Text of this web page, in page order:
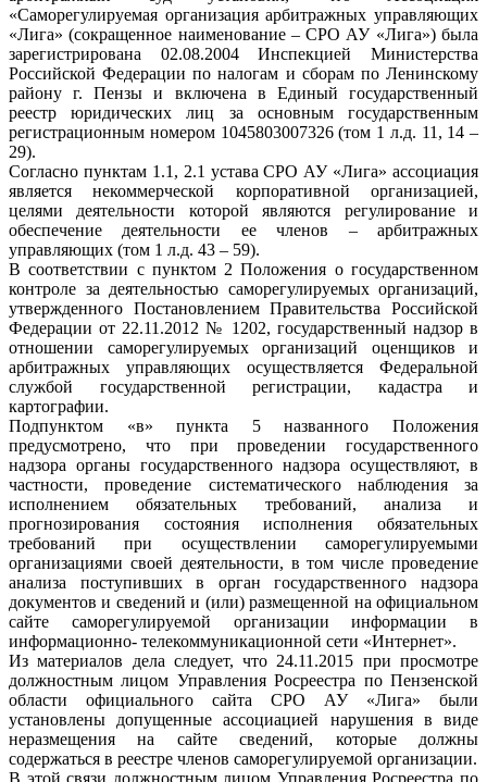
«Саморегулируемая организация арбитражных управляющих
«Лига» (сокращенное наименование – СРО АУ «Лига») была
зарегистрирована 02.08.2004 Инспекцией Министерства
Российской Федерации по налогам и сборам по Ленинскому
району г. Пензы и включена в Единый государственный
реестр юридических лиц за основным государственным
регистрационным номером 1045803007326 (том 1 л.д. 11, 14 –
29).
Согласно пунктам 1.1, 2.1 устава СРО АУ «Лига» ассоциация
является некоммерческой корпоративной организацией,
целями деятельности которой являются регулирование и
обеспечение деятельности ее членов – арбитражных
управляющих (том 1 л.д. 43 – 59).
В соответствии с пунктом 2 Положения о государственном
контроле за деятельностью саморегулируемых организаций,
утвержденного Постановлением Правительства Российской
Федерации от 22.11.2012 № 1202, государственный надзор в
отношении саморегулируемых организаций оценщиков и
арбитражных управляющих осуществляется Федеральной
службой государственной регистрации, кадастра и
картографии.
Подпунктом «в» пункта 5 названного Положения
предусмотрено, что при проведении государственного
надзора органы государственного надзора осуществляют, в
частности, проведение систематического наблюдения за
исполнением обязательных требований, анализа и
прогнозирования состояния исполнения обязательных
требований при осуществлении саморегулируемыми
организациями своей деятельности, в том числе проведение
анализа поступивших в орган государственного надзора
документов и сведений и (или) размещенной на официальном
сайте саморегулируемой организации информации в
информационно- телекоммуникационной сети «Интернет».
Из материалов дела следует, что 24.11.2015 при просмотре
должностным лицом Управления Росреестра по Пензенской
области официального сайта СРО АУ «Лига» были
установлены допущенные ассоциацией нарушения в виде
неразмещения на сайте сведений, которые должны
содержаться в реестре членов саморегулируемой организации.
В этой связи должностным лицом Управления Росреестра по